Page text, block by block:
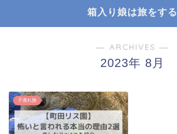
箱入り娘は旅をする
― ARCHIVES ―
2023年 8月
子連れ旅